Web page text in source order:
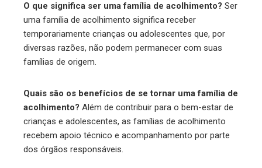
O que significa ser uma família de acolhimento? Ser
uma família de acolhimento significa receber
temporariamente crianças ou adolescentes que, por
diversas razões, não podem permanecer com suas
famílias de origem.
Quais são os benefícios de se tornar uma família de
acolhimento? Além de contribuir para o bem-estar de
crianças e adolescentes, as famílias de acolhimento
recebem apoio técnico e acompanhamento por parte
dos órgãos responsáveis.